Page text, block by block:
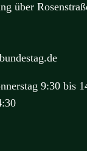
über
9:30 bis